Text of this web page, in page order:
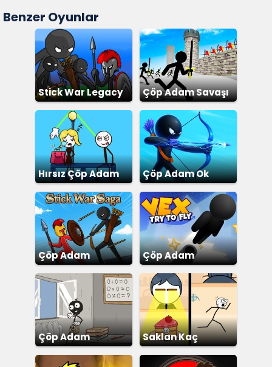
Benzer Oyunlar
Stick War Legacy Çöp Adam Savaşı
Hırsız Çöp Adam Çöp Adam Ok
Çöp Adam
Savaşları Destan
Çöp Adam
Fırlatma
Çöp Adam
Okuldan Kaçış 2
Saklan Kaç